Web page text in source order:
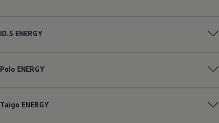
ID.5 ENERGY
Polo ENERGY
Taigo ENERGY